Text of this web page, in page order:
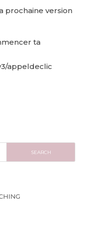
prochaine version
ta
appeldeclic